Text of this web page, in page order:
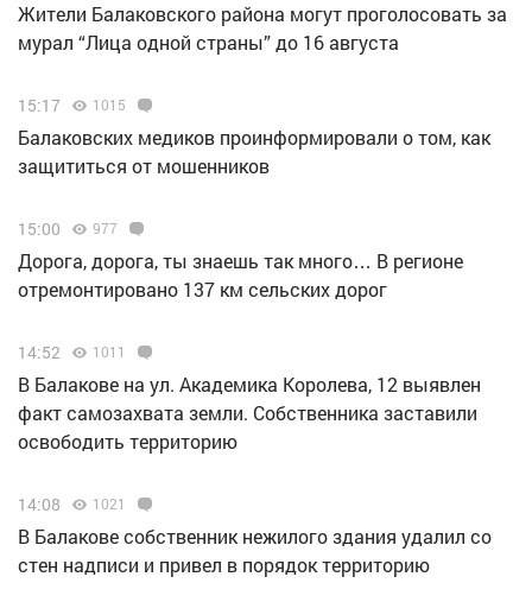
Жители Балаковского района могут проголосовать за
мурал “Лица одной страны” до 16 августа
15:17 1015
Балаковских медиков проинформировали о том, как
защититься от мошенников
15:00 977
Дорога, дорога, ты знаешь так много… В регионе
отремонтировано 137 км сельских дорог
14:52 1011
В Балакове на ул. Академика Королева, 12 выявлен
факт самозахвата земли. Собственника заставили
освободить территорию
14:08 1021
В Балакове собственник нежилого здания удалил со
стен надписи и привел в порядок территорию